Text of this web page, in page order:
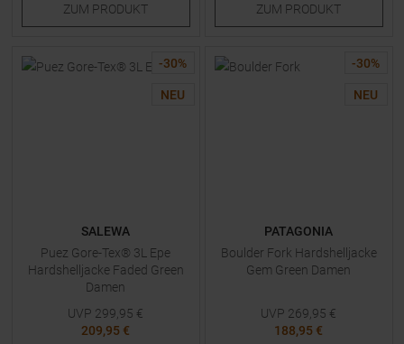
ZUM PRODUKT ZUM PRODUKT
-30%
NEU
SALEWA
Puez Gore-Tex® 3L Epe
Hardshelljacke Faded Green
Damen
UVP 299,95 €
209,95 €
-30%
NEU
PATAGONIA
Boulder Fork Hardshelljacke
Gem Green Damen
UVP 269,95 €
188,95 €